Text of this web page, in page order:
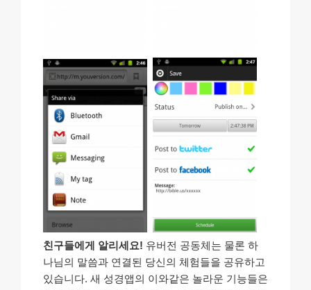
친구들에게 알리세요! 유버전 공동체는 물론 하
나님의 말씀과 연결된 당신의 체험들을 공유하고
있습니다. 새 성경앱의 이와같은 놀라운 기능들은